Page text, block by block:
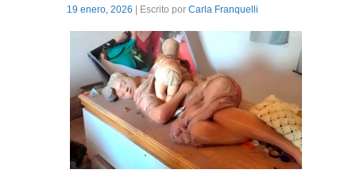
19 enero, 2026 | Escrito por Carla Franquelli